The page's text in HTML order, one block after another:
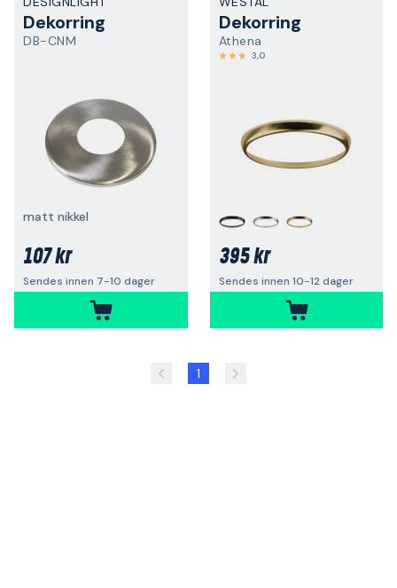
Dekorring
DB-CNM
matt nikkel
107 kr
Sendes innen 7-10 dager
Dekorring
Athena
3,0
395 kr
Sendes innen 10-12 dager
1